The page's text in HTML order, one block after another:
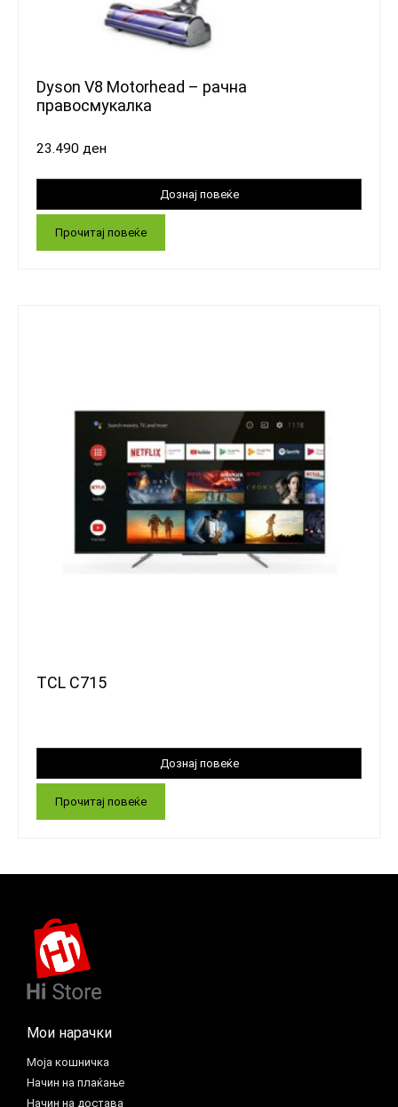
Dyson V8 Motorhead – рачна
правосмукалка
23.490 ден
Прочитај повеќе
TCL C715
Прочитај повеќе
Мои нарачки
Моја кошничка
Начин на плаќање
Начин на достава